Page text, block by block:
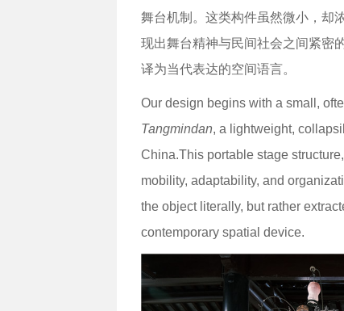
舞台机制。这类构件虽然微小，却
现出舞台精神与民间社会之间紧密
译为当代表达的空间语言。
Our design begins with a small,
Tangmindan, a lightweight,
China.This portable stage
mobility, adaptability, and
the object literally, but rather
contemporary spatial device.